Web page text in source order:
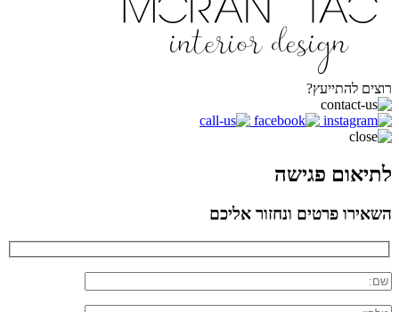
רוצים להתייעץ?
לתיאום פגישה
השאירו פרטים ונחזור אליכם